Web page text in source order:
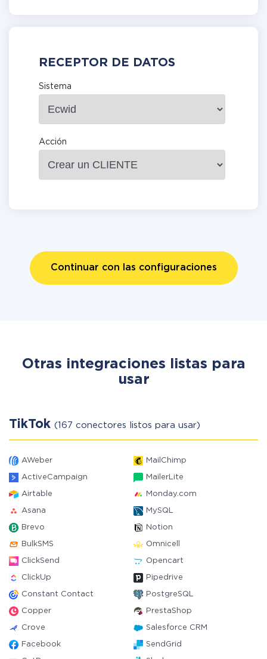
RECEPTOR DE DATOS
Sistema
Acción
Continuar con las configuraciones
Otras integraciones listas para
usar
TikTok (167 conectores listos para usar)
AWeber MailChimp
ActiveCampaign MailerLite
Airtable Monday.com
Asana MySQL
Brevo Notion
BulkSMS Omnicell
ClickSend Opencart
ClickUp Pipedrive
Constant Contact PostgreSQL
Copper PrestaShop
Crove Salesforce CRM
Facebook SendGrid